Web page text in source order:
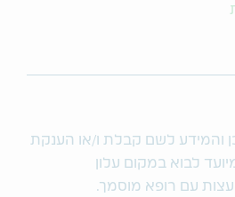
והמידע לשם קבלת ו/או הענקת
לבוא במקום עלון
עם רופא מוסמך.